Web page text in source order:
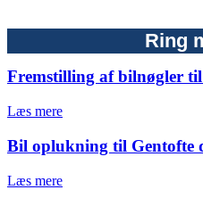
Fremstilling af bilnøgler
Læs mere
Bil oplukning til Gentofte
Læs mere